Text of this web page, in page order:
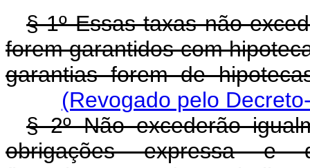
§ 1º Essas taxas não
forem garantidos com
garantias forem de
(Revogado pelo
§ 2º Não excederão
obrigações expressa e